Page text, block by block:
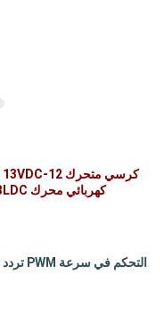
كهربائي محرك BLDC يعتمد على JY01 ، JYQD-YL02C
التحكم في سرعة PWM تردد PWM: 1-20 كيلو هرتز ؛دورة العمل 0-100٪